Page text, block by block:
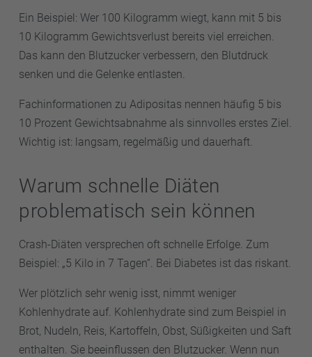
Ein Beispiel: Wer 100 Kilogramm wiegt, kann mit 5 bis
10 Kilogramm Gewichtsverlust bereits viel erreichen.
Das kann den Blutzucker verbessern, den Blutdruck
senken und die Gelenke entlasten.
Fachinformationen zu Adipositas nennen häufig 5 bis
10 Prozent Gewichtsabnahme als sinnvolles erstes Ziel.
Wichtig ist: langsam, regelmäßig und dauerhaft.
Warum schnelle Diäten
problematisch sein können
Crash-Diäten versprechen oft schnelle Erfolge. Zum
Beispiel: „5 Kilo in 7 Tagen“. Bei Diabetes ist das riskant.
Wer plötzlich sehr wenig isst, nimmt weniger
Kohlenhydrate auf. Kohlenhydrate sind zum Beispiel in
Brot, Nudeln, Reis, Kartoffeln, Obst, Süßigkeiten und Saft
enthalten. Sie beeinflussen den Blutzucker. Wenn nun